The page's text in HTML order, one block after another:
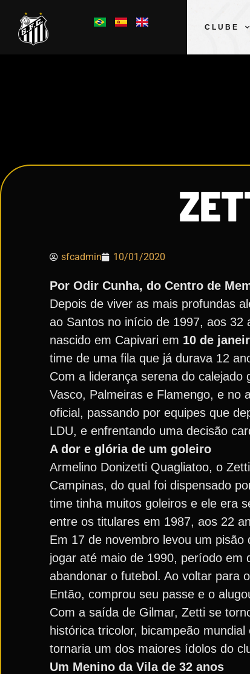
CLUBE
sfcadmin 10/01/2020
Por Odir Cunha, do Centro de
Depois de viver as mais profundas
ao Santos no início de 1997, aos 32
nascido em Capivari em 10 de
time de uma fila que já durava 12
Com a liderança serena do calejado
Vasco, Palmeiras e Flamengo, e no
oficial, passando por equipes que
LDU, e enfrentando uma decisão
A dor e glória de um goleiro
Armelino Donizetti Quagliatoo, o
Campinas, do qual foi dispensado
time tinha muitos goleiros e ele era
entre os titulares em 1987, aos 22
Em 17 de novembro levou um
jogar até maio de 1990, período em
abandonar o futebol. Ao voltar para
Então, comprou seu passe e o
Com a saída de Gilmar, Zetti se
histórica tricolor, bicampeão
tornaria um dos maiores ídolos do
Um Menino da Vila de 32 anos